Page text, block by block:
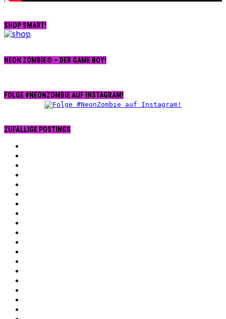
SHOP SMART!
NEON ZOMBIE® – DER GAME BOY!
FOLGE #NEONZOMBIE AUF INSTAGRAM!
ZUFÄLLIGE POSTINGS